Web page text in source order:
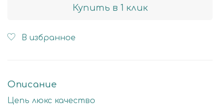
Купить в 1 клик
В избранное
Описание
Цепь люкс качество